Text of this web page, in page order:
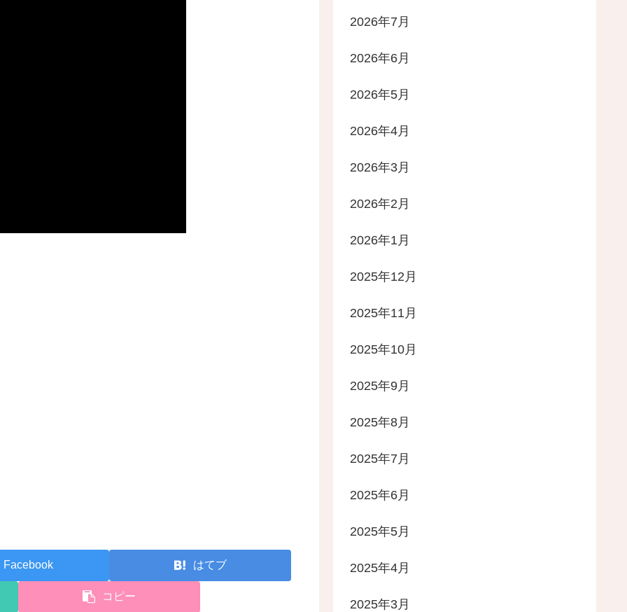
Facebook はてブ
コピー
2026年7月
2026年6月
2026年5月
2026年4月
2026年3月
2026年2月
2026年1月
2025年12月
2025年11月
2025年10月
2025年9月
2025年8月
2025年7月
2025年6月
2025年5月
2025年4月
2025年3月